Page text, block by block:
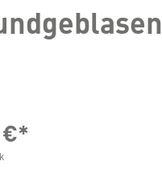
€*